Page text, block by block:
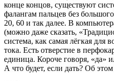
конце концов, существуют
фалангам пальцев без
20, 60 и так далее. В
(можно даже сказать,
система, как самая лёгкая
тока. Есть отверстие в
единица. Короче говоря, «да»
А что будет, если дать? Об